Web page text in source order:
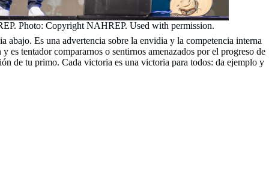
Photo: Copyright NAHREP. Used with permission.
abajo. Es una advertencia sobre la envidia y la competencia interna
es tentador compararnos o sentirnos amenazados por el progreso de
de tu primo. Cada victoria es una victoria para todos: da ejemplo y